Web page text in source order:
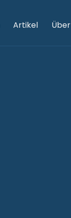
Artikel Über